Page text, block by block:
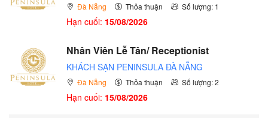
Đà Nẵng Thỏa thuận Số lượng: 1
Hạn cuối: 15/08/2026
Nhân Viên Lễ Tân/ Receptionist
KHÁCH SẠN PENINSULA ĐÀ NẴNG
Đà Nẵng Thỏa thuận Số lượng: 2
Hạn cuối: 15/08/2026